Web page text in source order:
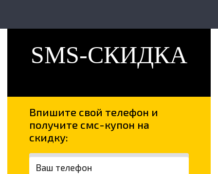
SMS-СКИДКА
Впишите свой телефон и
получите смс-купон на
скидку: